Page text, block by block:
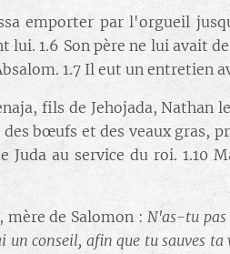
emporter par l'orgueil
lui. 1.6 Son père ne lui avait
1.7 Il eut un entretien
fils de Jehojada, Nathan
bœufs et des veaux gras,
Juda au service du roi. 1.10
mère de Salomon :N'as-tu pas
conseil, afin que tu sauves